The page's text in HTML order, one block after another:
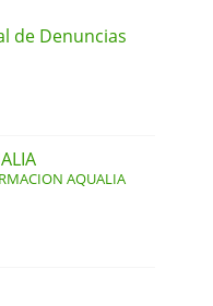
de Denuncias
AQUALIA